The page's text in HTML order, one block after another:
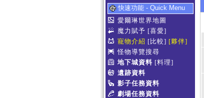
快速功能 - Quick Menu
愛爾琳世界地圖
魔力賦予 [喜愛]
寵物介紹 [比較] [夥伴]
怪物導覽搜尋
地下城資料 [料理]
遺跡資料
影子任務資料
劇場任務資料